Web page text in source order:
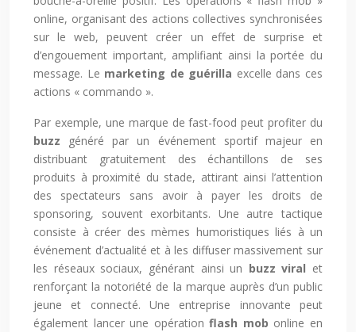
online, organisant des actions collectives synchronisées
sur le web, peuvent créer un effet de surprise et
d’engouement important, amplifiant ainsi la portée du
message. Le marketing de guérilla excelle dans ces
actions « commando ».
Par exemple, une marque de fast-food peut profiter du
buzz généré par un événement sportif majeur en
distribuant gratuitement des échantillons de ses
produits à proximité du stade, attirant ainsi l’attention
des spectateurs sans avoir à payer les droits de
sponsoring, souvent exorbitants. Une autre tactique
consiste à créer des mèmes humoristiques liés à un
événement d’actualité et à les diffuser massivement sur
les réseaux sociaux, générant ainsi un buzz viral et
renforçant la notoriété de la marque auprès d’un public
jeune et connecté. Une entreprise innovante peut
également lancer une opérationflash mob online en